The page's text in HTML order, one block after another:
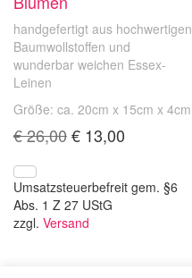
handgefertigt aus hochwertigen
Baumwollstoffen und
wunderbar weichen Essex-
Leinen
Größe: ca. 20cm x 15cm x 4cm
€26,00Ursprünglicher
Preis
€ 26,00
€ 13,00
€ 13,00.
Umsatzsteuerbefreit gem. §6
Abs. 1 Z 27 UStG
zzgl. Versand